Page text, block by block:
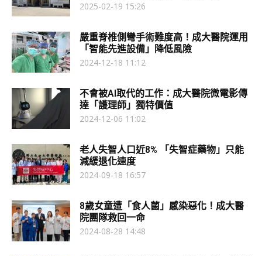
2025-02-19 15:26
嚴重脊椎側彎手術難度高！成大醫院運用
「智能先進設備」降低風險
2024-12-18 11:12
不會被AI取代的工作：成大醫院微電影傳
達「護理師」獨特價值
2024-12-06 11:02
老人失智人口近8% 「失智症藥物」只能
減緩退化速度
2024-09-18 16:57
8歲女童遭「食人菌」感染惡化！成大醫
院團隊救回一命
2024-08-28 14:48